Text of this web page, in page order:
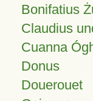
Bonifatius
Claudius
Cuanna
Donus
Douerouet